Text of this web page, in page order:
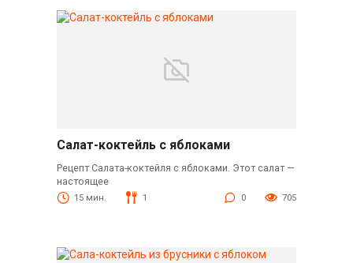
Салат-коктейль с яблоками
Рецепт Салата-коктейля с яблоками. Этот салат —
настоящее
15 мин. 1 0 705